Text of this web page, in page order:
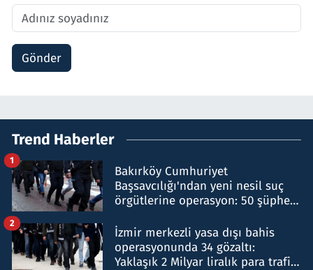
Gönder
Trend Haberler
Bakırköy Cumhuriyet
Başsavcılığı'ndan yeni nesil suç
örgütlerine operasyon: 50 şüpheli
1
İzmir merkezli yasa dışı bahis
operasyonunda 34 gözaltı:
Yaklaşık 2 Milyar liralık para trafiği
2